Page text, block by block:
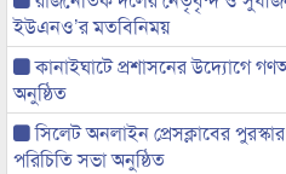
ইউএনও’র মতবিনিময়
কানাইঘাটে প্রশাসনের উদ্যোগে
অনুষ্ঠিত
সিলেট অনলাইন প্রেসক্লাবের
পরিচিতি সভা অনুষ্ঠিত